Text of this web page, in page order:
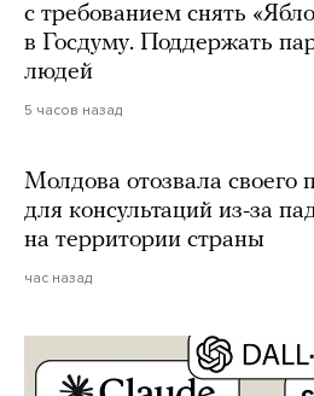
с требованием снять
в Госдуму. Поддержать
людей
5 часов назад
Молдова отозвала своего
для консультаций из-за
на территории страны
час назад